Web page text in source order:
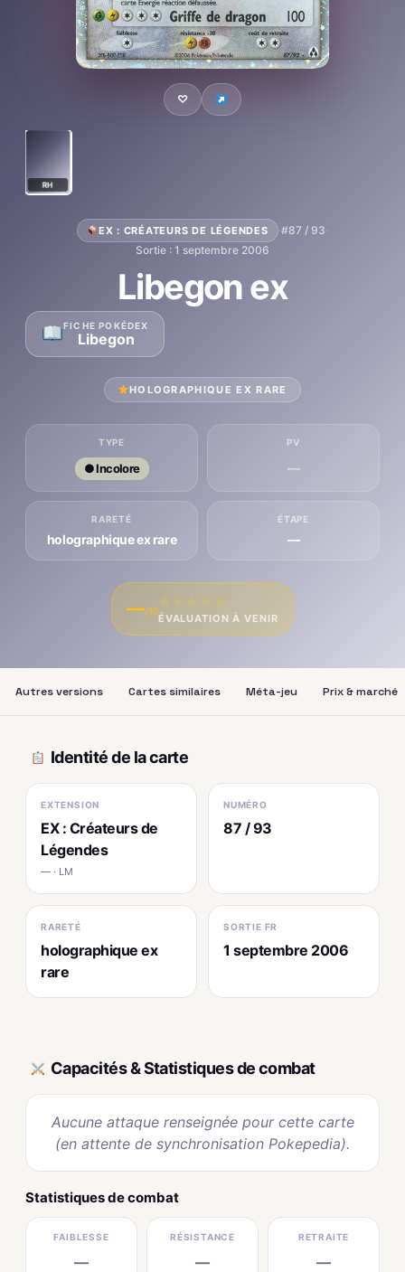
♡
RH
EX : CRÉATEURS DE LÉGENDES ·#87 / 93·
Sortie : 1 septembre 2006
Libegon ex
FICHE POKÉDEX
Libegon
HOLOGRAPHIQUE EX RARE
TYPE
● Incolore
PV
—
RARETÉ
holographique ex rare
ÉTAPE
—
—/10
★ ★ ★ ★ ★
ÉVALUATION À VENIR
Autres versions Cartes similaires Méta-jeu Prix & marché
Identité de la carte
EXTENSION
EX : Créateurs de
Légendes
— · LM
NUMÉRO
87 / 93
RARETÉ
holographique ex
rare
SORTIE FR
1 septembre 2006
Capacités & Statistiques de combat
Aucune attaque renseignée pour cette carte
(en attente de synchronisation Pokepedia).
Statistiques de combat
FAIBLESSE
—
RÉSISTANCE
—
RETRAITE
—